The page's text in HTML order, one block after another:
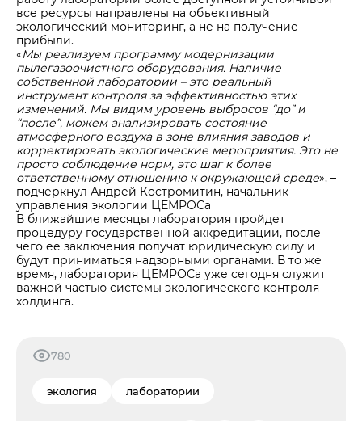
все ресурсы направлены на объективный
экологический мониторинг, а не на получение
прибыли.
«Мы реализуем программу модернизации
пылегазоочистного оборудования. Наличие
собственной лаборатории – это реальный
инструмент контроля за эффективностью этих
изменений. Мы видим уровень выбросов “до” и
“после”, можем анализировать состояние
атмосферного воздуха в зоне влияния заводов и
корректировать экологические мероприятия. Это не
просто соблюдение норм, это шаг к более
ответственному отношению к окружающей среде», –
подчеркнул Андрей Костромитин, начальник
управления экологии ЦЕМРОСа
В ближайшие месяцы лаборатория пройдет
процедуру государственной аккредитации, после
чего ее заключения получат юридическую силу и
будут приниматься надзорными органами. В то же
время, лаборатория ЦЕМРОСа уже сегодня служит
важной частью системы экологического контроля
холдинга.
780
экология лаборатории